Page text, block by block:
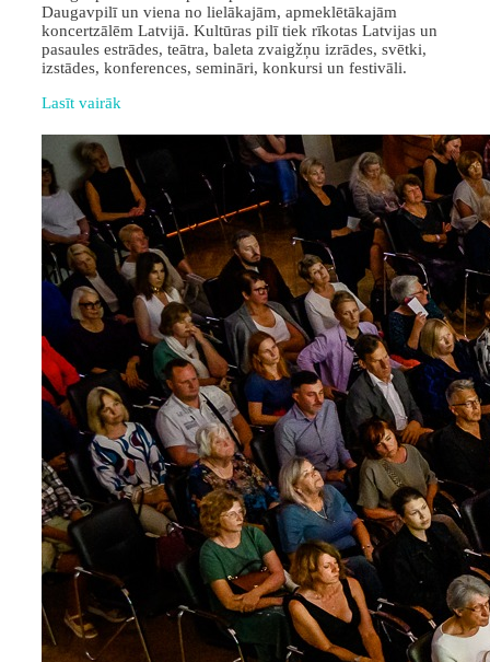
Daugavpilī un viena no lielākajām, apmeklētākajām
koncertzālēm Latvijā. Kultūras pilī tiek rīkotas Latvijas un
pasaules estrādes, teātra, baleta zvaigžņu izrādes, svētki,
izstādes, konferences, semināri, konkursi un festivāli.
Lasīt vairāk